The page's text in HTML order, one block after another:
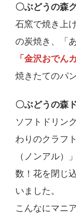
〇ぶどうの森
石窯で焼き上
の炭焼き、「
「金沢おでん
焼きたてのパ
〇ぶどうの森
ソフトドリン
わりのクラフ
（ノンアル）
数！花を閉じ
いました。
こんなにマニ